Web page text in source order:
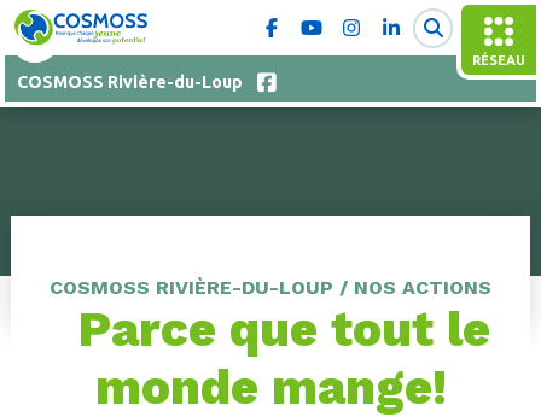
RÉSEAU
COSMOSS Rivière-du-Loup
COSMOSS RIVIÈRE-DU-LOUP / NOS ACTIONS
Parce que tout le
monde mange!